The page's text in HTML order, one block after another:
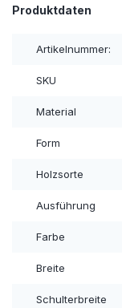
Produktdaten
Artikelnummer:
SKU
Material
Form
Holzsorte
Ausführung
Farbe
Breite
Schulterbreite